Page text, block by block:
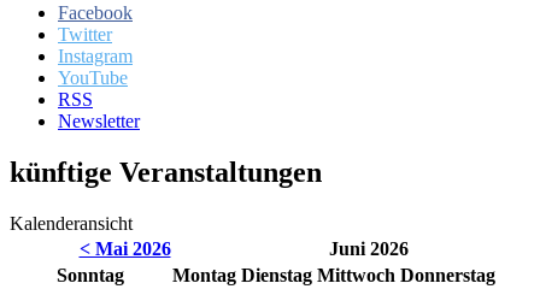
Facebook
Twitter
Instagram
YouTube
RSS
Newsletter
künftige Veranstaltungen
Kalenderansicht
< Mai 2026
Juni 2026
Sonntag Montag Dienstag Mittwoch Donnerstag